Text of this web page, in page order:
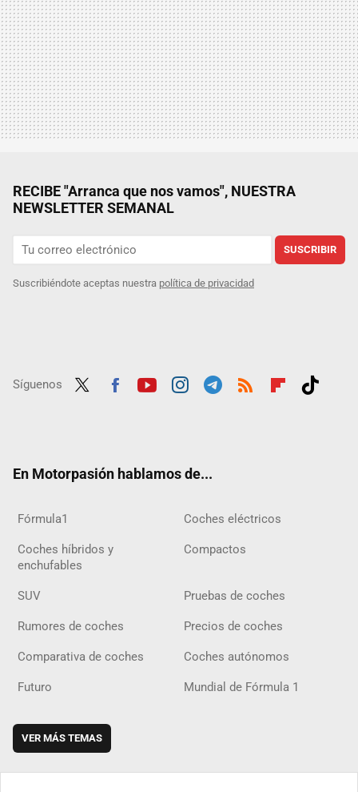
RECIBE "Arranca que nos vamos", NUESTRA
NEWSLETTER SEMANAL
SUSCRIBIR
Suscribiéndote aceptas nuestra política de privacidad
Síguenos
En Motorpasión hablamos de...
Fórmula1 Coches eléctricos
Coches híbridos y
enchufables
Compactos
SUV Pruebas de coches
Rumores de coches Precios de coches
Comparativa de coches Coches autónomos
Futuro Mundial de Fórmula 1
VER MÁS TEMAS